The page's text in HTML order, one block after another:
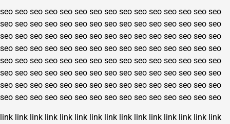
seo seo seo seo seo seo seo seo seo seo seo seo seo seo seo
seo seo seo seo seo seo seo seo seo seo seo seo seo seo seo
seo seo seo seo seo seo seo seo seo seo seo seo seo seo seo
seo seo seo seo seo seo seo seo seo seo seo seo seo seo seo
seo seo seo seo seo seo seo seo seo seo seo seo seo seo seo
seo seo seo seo seo seo seo seo seo seo seo seo seo seo seo
seo seo seo seo seo seo seo seo seo seo seo seo seo seo seo
seo seo seo seo seo seo seo seo seo seo seo seo seo seo seo
link link link link link link link link link link link link link link link